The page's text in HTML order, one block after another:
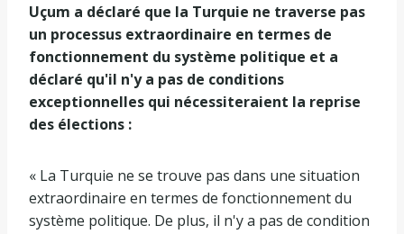
Uçum a déclaré que la Turquie ne traverse pas
un processus extraordinaire en termes de
fonctionnement du système politique et a
déclaré qu'il n'y a pas de conditions
exceptionnelles qui nécessiteraient la reprise
des élections :
« La Turquie ne se trouve pas dans une situation
extraordinaire en termes de fonctionnement du
système politique. De plus, il n'y a pas de condition